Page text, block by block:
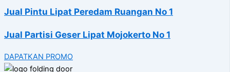
Jual Pintu Lipat Peredam Ruangan No 1
Jual Partisi Geser Lipat Mojokerto No 1
DAPATKAN PROMO